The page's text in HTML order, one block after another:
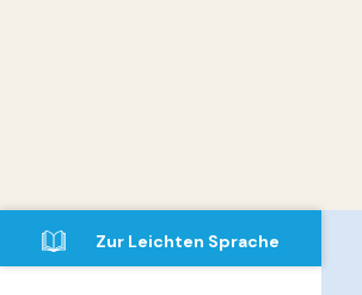
Zur Leichten Sprache